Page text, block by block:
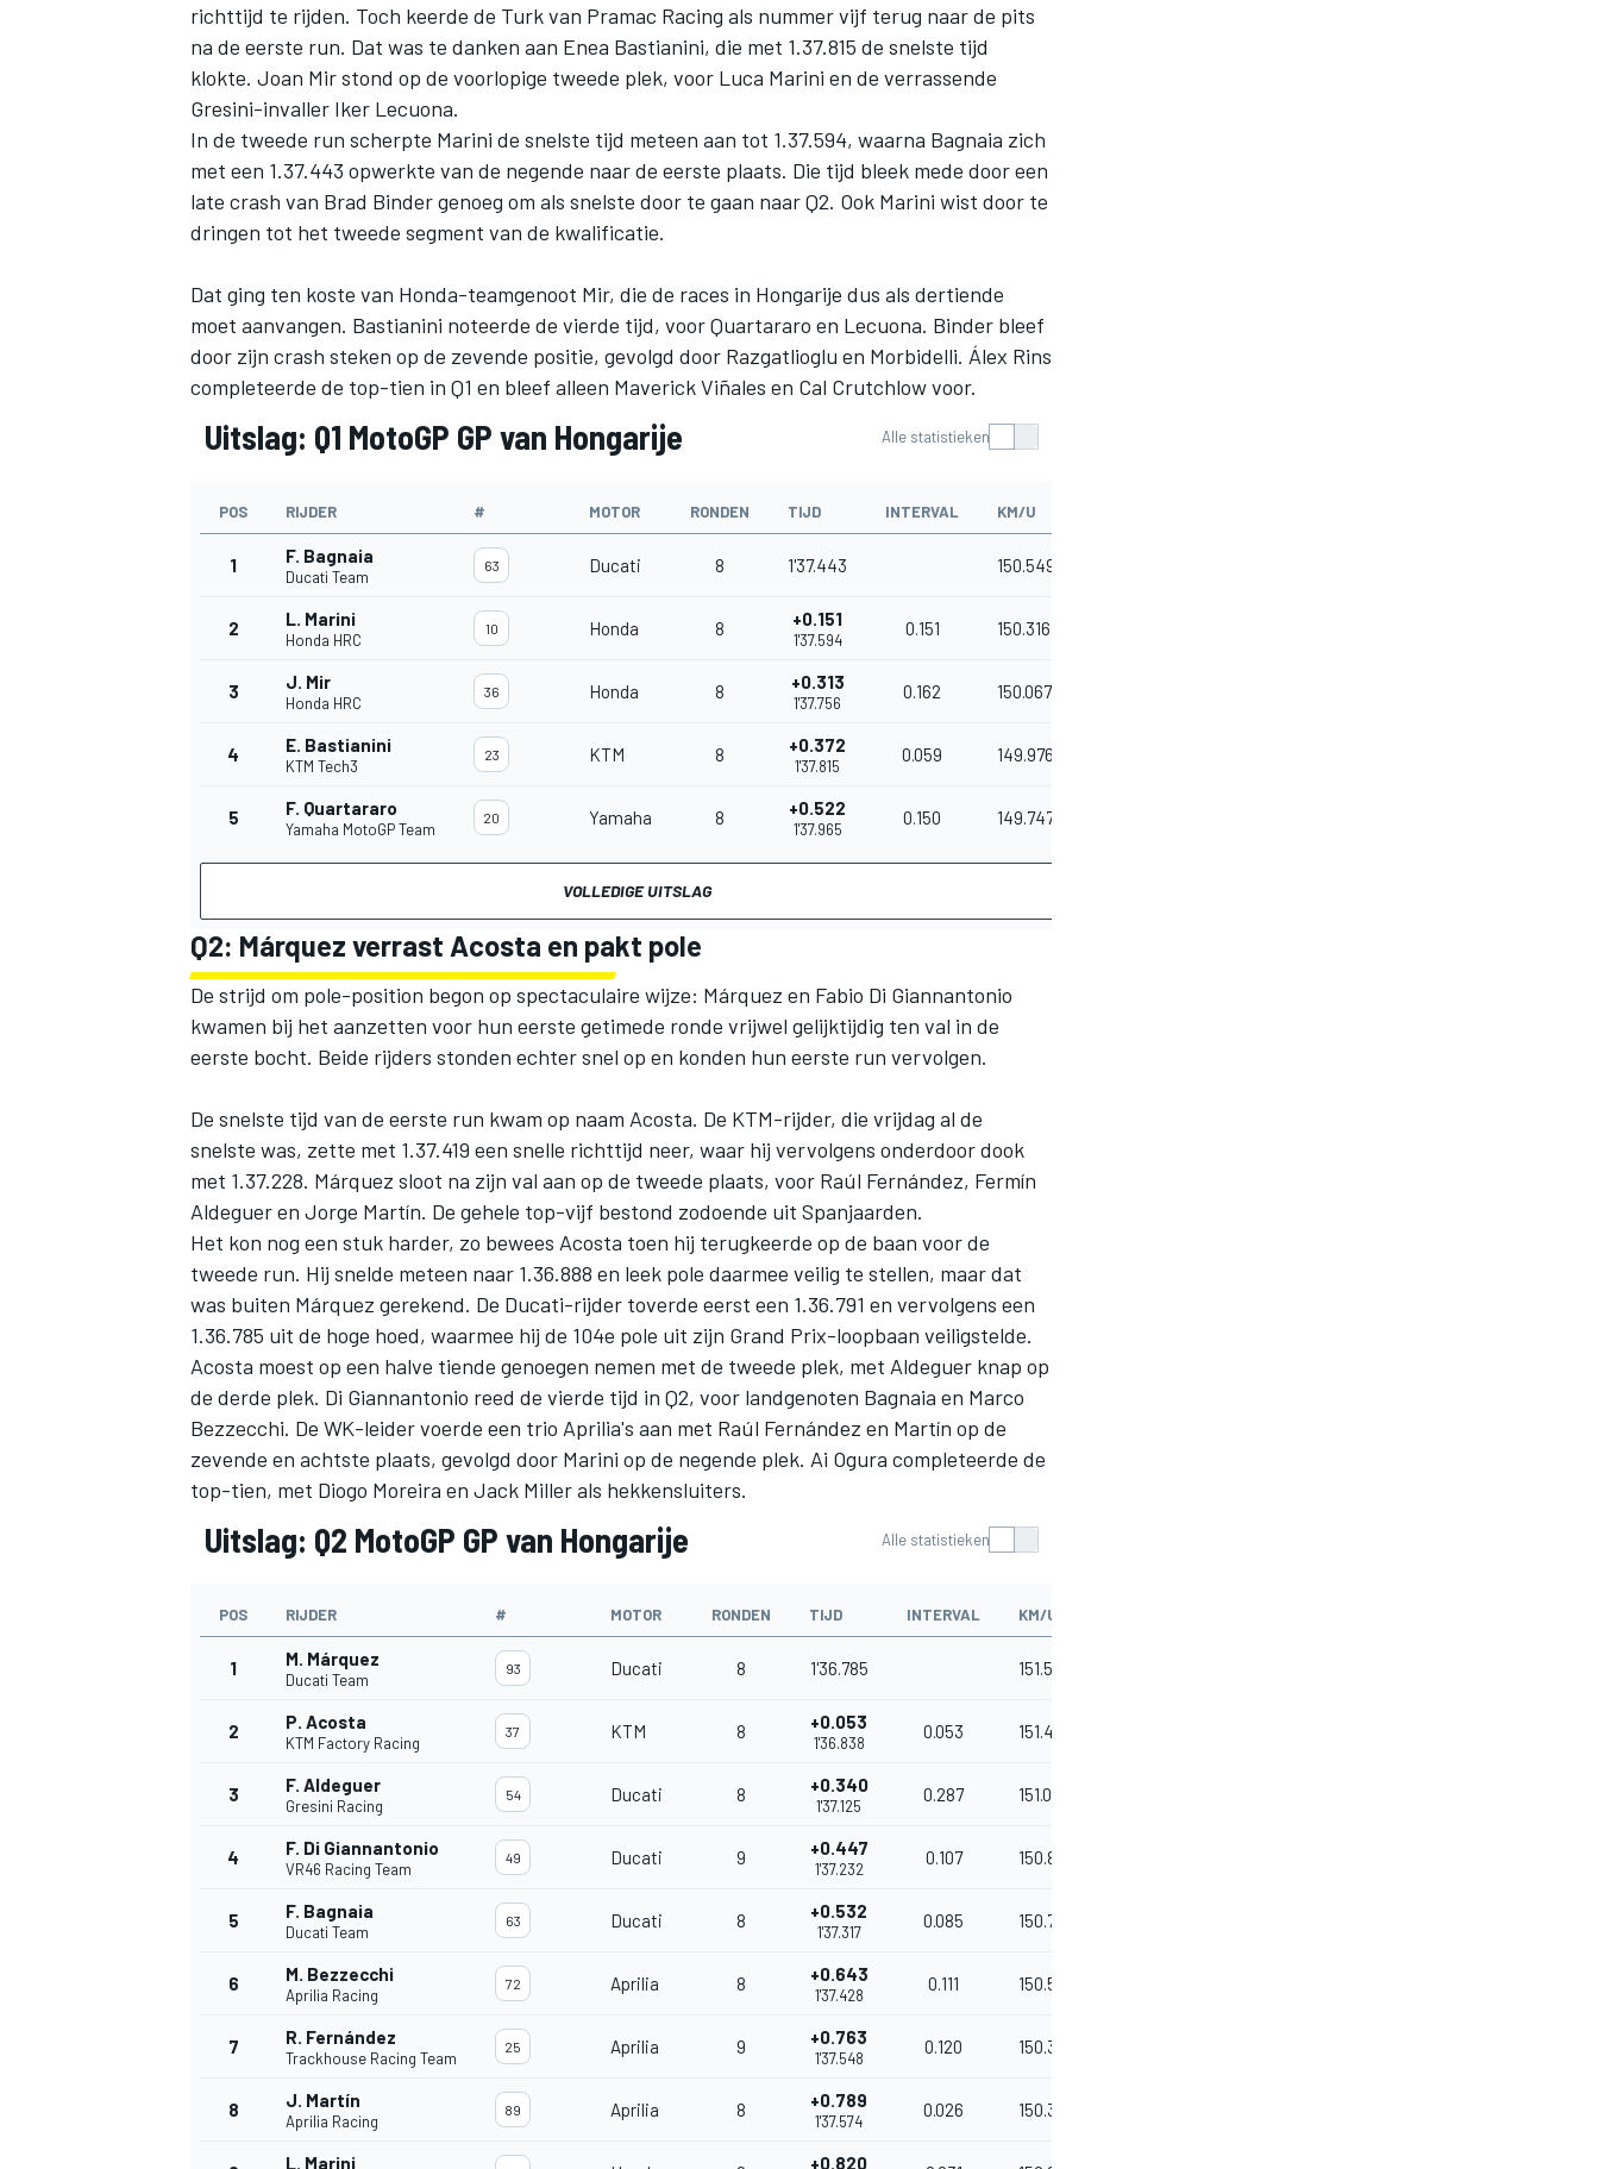
MEER RACEKLASSEN
richttijd te rijden. Toch keerde de Turk van Pramac Racing als nummer vijf terug naar de pits
na de eerste run. Dat was te danken aan Enea Bastianini, die met 1.37.815 de snelste tijd
klokte. Joan Mirstond op de voorlopige tweede plek, voor Luca Marini en de verrassende
Gresini-invaller Iker Lecuona.
In de tweede run scherpte Marini de snelste tijd meteen aan tot 1.37.594, waarna Bagnaia zich
met een 1.37.443 opwerkte van de negende naar de eerste plaats. Die tijd bleek mede door een
late crash van Brad Bindergenoeg om als snelste door te gaan naar Q2. Ook Marini wist door te
dringen tot het tweede segment van de kwalificatie.
Dat ging ten koste van Honda-teamgenoot Mir, die de races in Hongarije dus als dertiende
moet aanvangen. Bastianini noteerde de vierde tijd, voor Quartararo en Lecuona. Binder bleef
door zijn crash steken op de zevende positie, gevolgd door Razgatlioglu en Morbidelli. Álex Rins
completeerde de top-tien in Q1 en bleef alleen Maverick Viñales en Cal Crutchlowvoor.
Uitslag: Q1 MotoGP GP van Hongarije Alle statistieken
POS RIJDER # MOTOR RONDEN TIJD INTERVAL KM/U
1 F. Bagnaia
Ducati Team
63 Ducati 8 1'37.443 150.549
2 L. Marini
Honda HRC
10 Honda 8 +0.151
1'37.594
0.151 150.316
3 J. Mir
Honda HRC
36 Honda 8 +0.313
1'37.756
0.162 150.067
4 E. Bastianini
KTM Tech3
23 KTM 8 +0.372
1'37.815
0.059 149.976
5 F. Quartararo
Yamaha MotoGP Team
20 Yamaha 8 +0.522
1'37.965
0.150 149.747
VOLLEDIGE UITSLAG
Q2: Márquez verrast Acosta en pakt pole
De strijd om pole-position begon op spectaculaire wijze: Márquez en Fabio Di Giannantonio
kwamen bij het aanzetten voor hun eerste getimede ronde vrijwel gelijktijdig ten val in de
eerste bocht. Beide rijders stonden echter snel op en konden hun eerste run vervolgen.
De snelste tijd van de eerste run kwam op naam Acosta. De KTM-rijder, die vrijdag al de
snelste was, zette met 1.37.419 een snelle richttijd neer, waar hij vervolgens onderdoor dook
met 1.37.228. Márquez sloot na zijn val aan op de tweede plaats, voor Raúl Fernández, Fermín
Aldegueren Jorge Martín. De gehele top-vijf bestond zodoende uit Spanjaarden.
Het kon nog een stuk harder, zo bewees Acosta toen hij terugkeerde op de baan voor de
tweede run. Hij snelde meteen naar 1.36.888 en leek pole daarmee veilig te stellen, maar dat
was buiten Márquez gerekend. De Ducati-rijder toverde eerst een 1.36.791 en vervolgens een
1.36.785 uit de hoge hoed, waarmee hij de 104e pole uit zijn Grand Prix-loopbaan veiligstelde.
Acosta moest op een halve tiende genoegen nemen met de tweede plek, met Aldeguer knap op
de derde plek. Di Giannantonio reed de vierde tijd in Q2, voor landgenoten Bagnaia en Marco
Bezzecchi. De WK-leider voerde een trio Aprilia's aan met Raúl Fernández en Martín op de
zevende en achtste plaats, gevolgd door Marini op de negende plek. Ai Ogura completeerde de
top-tien, met Diogo Moreira en Jack Millerals hekkensluiters.
Uitslag: Q2 MotoGP GP van Hongarije Alle statistieken
POS RIJDER # MOTOR RONDEN TIJD INTERVAL KM/U
1 M. Márquez
Ducati Team
93 Ducati 8 1'36.785 151.573
2 P. Acosta
KTM Factory Racing
37 KTM 8 +0.053
1'36.838
0.053 151.490
3 F. Aldeguer
Gresini Racing
54 Ducati 8 +0.340
1'37.125
0.287 151.042
4 F. Di Giannantonio
VR46 Racing Team
49 Ducati 9 +0.447
1'37.232
0.107 150.876
5 F. Bagnaia
Ducati Team
63 Ducati 8 +0.532
1'37.317
0.085 150.744
6 M. Bezzecchi
Aprilia Racing
72 Aprilia 8 +0.643
1'37.428
0.111 150.572
7 R. Fernández
Trackhouse Racing Team
25 Aprilia 9 +0.763
1'37.548
0.120 150.387
8 J. Martín
Aprilia Racing
89 Aprilia 8 +0.789
1'37.574
0.026 150.347
L. Marini +0.820